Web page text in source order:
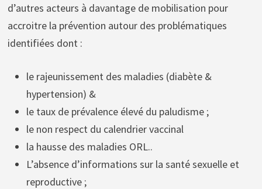
d’autres acteurs à davantage de mobilisation pour
accroitre la prévention autour des problématiques
identifiées dont :
le rajeunissement des maladies (diabète &
hypertension) &
le taux de prévalence élevé du paludisme ;
le non respect du calendrier vaccinal
la hausse des maladies ORL..
L’absence d’informations sur la santé sexuelle et
reproductive ;